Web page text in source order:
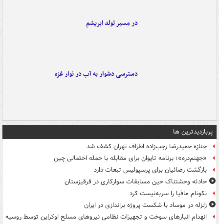
در مسیر تولد ابریشم
دسترسی دشوار به آب در نوار غزه
پربازدیدترین ها
جنازه حمیدرضا رجب‌زاده اطراف تهران کشف شد
«جهنم‌دره»؛ برنامه تایوان برای مقابله با حمله احتمالی چین
بازگشت رضائیان برای پرسپولیس تبعات دارد
حادثه وحشتناک حین مسابقات سوارکاری در قرقیزستان
نکونام مافیا را سربه‌نیست کرد
زلزله در موساد با شکست پروژه براندازی در ایران
انهدام انبارهای سوخت و تجهیزات نظامی نیروهای مسلح اوکراین توسط روسیه